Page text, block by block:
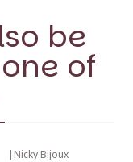
be
of
| Nicky Bijoux